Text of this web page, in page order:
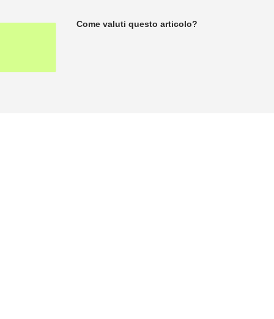
Come valuti questo articolo?